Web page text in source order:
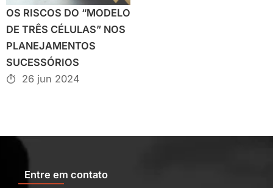
OS RISCOS DO “MODELO
DE TRÊS CÉLULAS” NOS
PLANEJAMENTOS
SUCESSÓRIOS
26 jun 2024
Entre em contato